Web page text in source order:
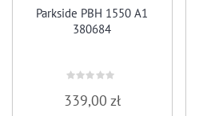
Parkside PBH 1550 A1
380684
0
339,00 zł